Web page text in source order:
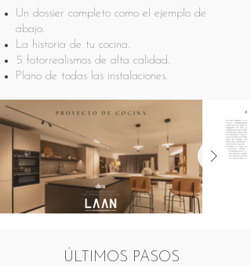
Un dossier completo como el ejemplo de
abajo.
La historia de tu cocina.
5 fotorrealismos de alta calidad.
Plano de todas las instalaciones.
ÚLTIMOS PASOS